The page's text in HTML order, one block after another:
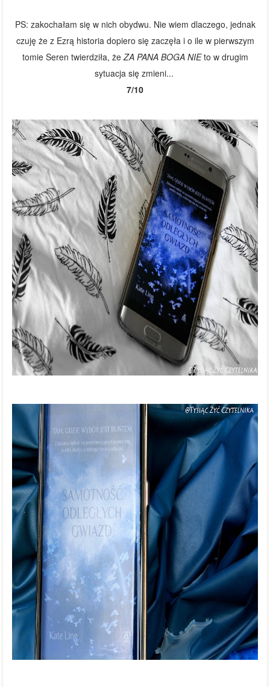
PS: zakochałam się w nich obydwu. Nie wiem dlaczego, jednak
czuję że z Ezrą historia dopiero się zaczęła i o ile w pierwszym
tomie Seren twierdziła, żeZA PANA BOGA NIEto w drugim
sytuacja się zmieni...
7/10